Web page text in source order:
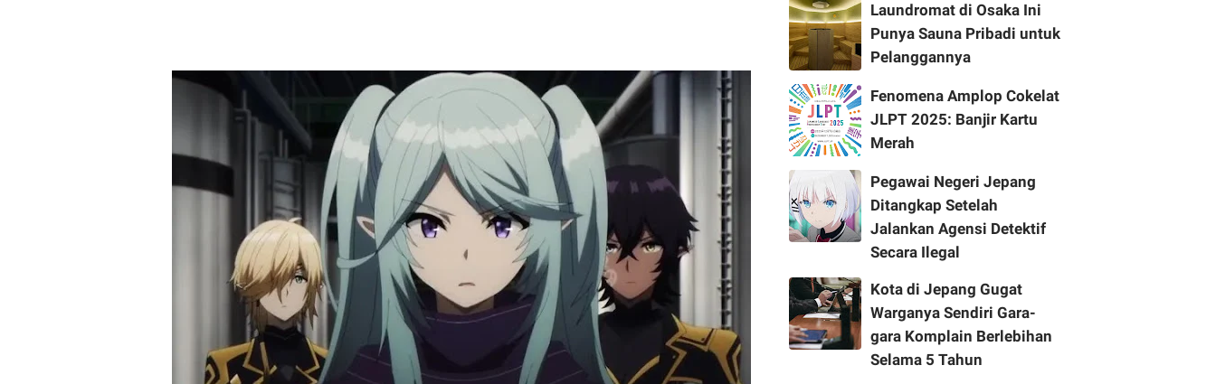
Laundromat di Osaka Ini
Punya Sauna Pribadi untuk
Pelanggannya
Fenomena Amplop Cokelat
JLPT 2025: Banjir Kartu
Merah
Pegawai Negeri Jepang
Ditangkap Setelah
Jalankan Agensi Detektif
Secara Ilegal
Kota di Jepang Gugat
Warganya Sendiri Gara-
gara Komplain Berlebihan
Selama 5 Tahun